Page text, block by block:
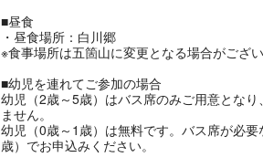
■昼食
・昼食場所：白川郷
※食事場所は五箇山に変更となる場合がござい
■幼児を連れてご参加の場合
幼児（2歳～5歳）はバス席のみご用意とな
ません。
幼児（0歳～1歳）は無料です。バス席が必
歳）でお申込みください。